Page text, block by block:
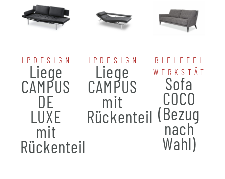
IPDESIGN
Liege
CAMPUS
DE
LUXE
mit
Rückenteil
IPDESIGN
Liege
CAMPUS
mit
Rückenteil
Sofa
COCO
(Bezug
nach
Wahl)